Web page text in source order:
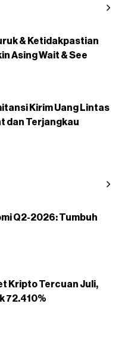
& Ketidakpastian
Asing Wait & See
Kirim Uang Lintas
dan Terjangkau
Q2-2026: Tumbuh
Kripto Tercuan Juli,
72.410%